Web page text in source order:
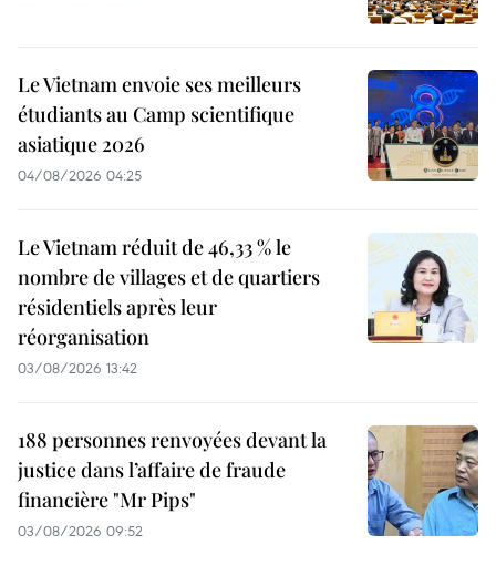
Le Vietnam envoie ses meilleurs
étudiants au Camp scientifique
asiatique 2026
04/08/2026 04:25
Le Vietnam réduit de 46,33 % le
nombre de villages et de quartiers
résidentiels après leur
réorganisation
03/08/2026 13:42
188 personnes renvoyées devant la
justice dans l’affaire de fraude
financière "Mr Pips"
03/08/2026 09:52